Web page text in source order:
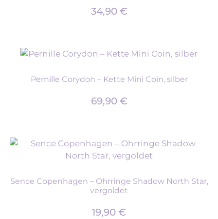
34,90 €
Pernille Corydon – Kette Mini Coin, silber
69,90 €
Sence Copenhagen – Ohrringe Shadow North Star,
vergoldet
19,90 €